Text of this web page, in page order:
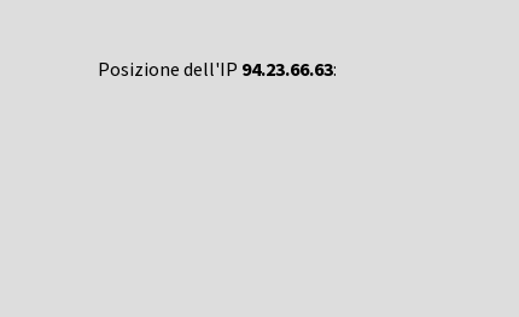
Posizione dell'IP 94.23.66.63: